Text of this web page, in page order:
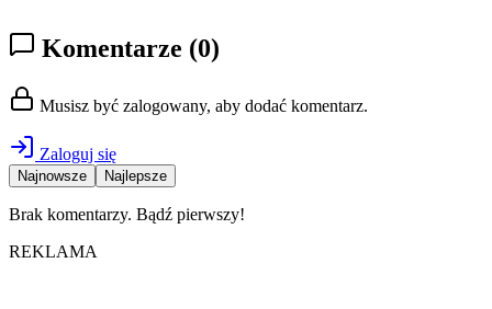
Komentarze (0)
Musisz być zalogowany, aby dodać komentarz.
Zaloguj się
Najnowsze Najlepsze
Brak komentarzy. Bądź pierwszy!
REKLAMA